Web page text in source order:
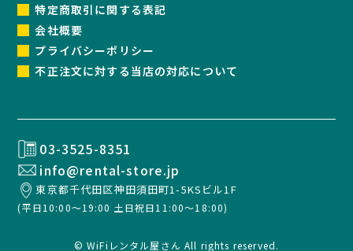
特定商取引に関する表記
会社概要
プライバシーポリシー
不正注文に対する当店の対応について
03-3525-8351
info@rental-store.jp
東京都千代田区神田須田町1-5KSビル1F
(平日10:00～19:00 土日祝日11:00～18:00)
© WiFiレンタル屋さん All rights reserved.